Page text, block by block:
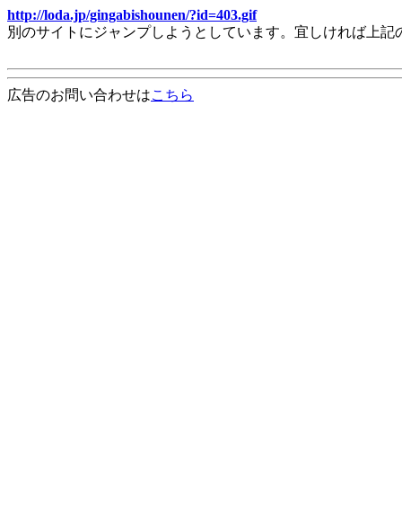
http://loda.jp/gingabishounen/?id=403.gif
別のサイトにジャンプしようとしています。宜しければ上
広告のお問い合わせはこちら